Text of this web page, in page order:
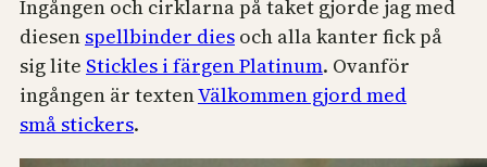
Ingången och cirklarna på taket gjorde jag med
diesen spellbinder dies och alla kanter fick på
sig lite Stickles i färgen Platinum. Ovanför
ingången är textenVälkommen gjord med
små stickers.